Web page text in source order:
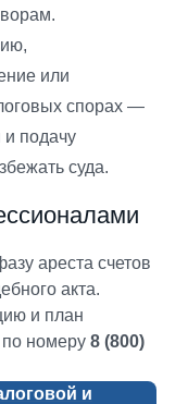
или
спорах —
и подачу
суда.
ареста счетов
акта.
и план
по номеру 8 (800)
и